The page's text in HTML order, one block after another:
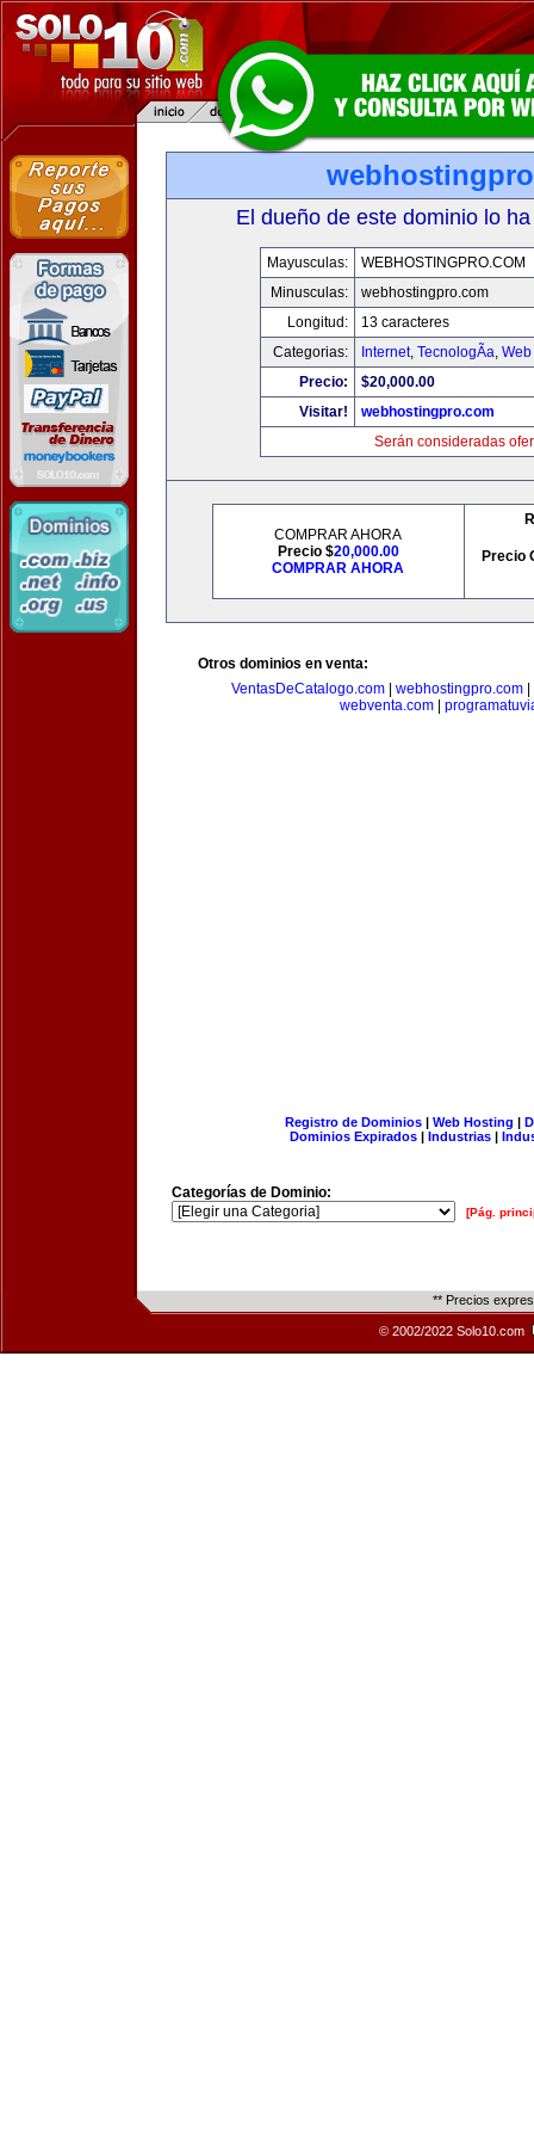
El dueño de este dominio lo
Mayusculas:
WEBHOSTINGPRO.COM
Minusculas:
webhostingpro.com
Longitud:
13 caracteres
Categorias:
Internet, TecnologÃ­a,
Precio:
$20,000.00
Visitar!
webhostingpro.com
Serán consideradas
COMPRAR AHORA
Precio $20,000.00
COMPRAR AHORA
Precio
Otros dominios en venta:
VentasDeCatalogo.com| webhostingpro.com|
webventa.com|
Registro de Dominios| Web Hosting |
Dominios Expirados | Industrias |
Categorías de Dominio:
[Pág.
** Precios
© 2002/2022 Solo10.com